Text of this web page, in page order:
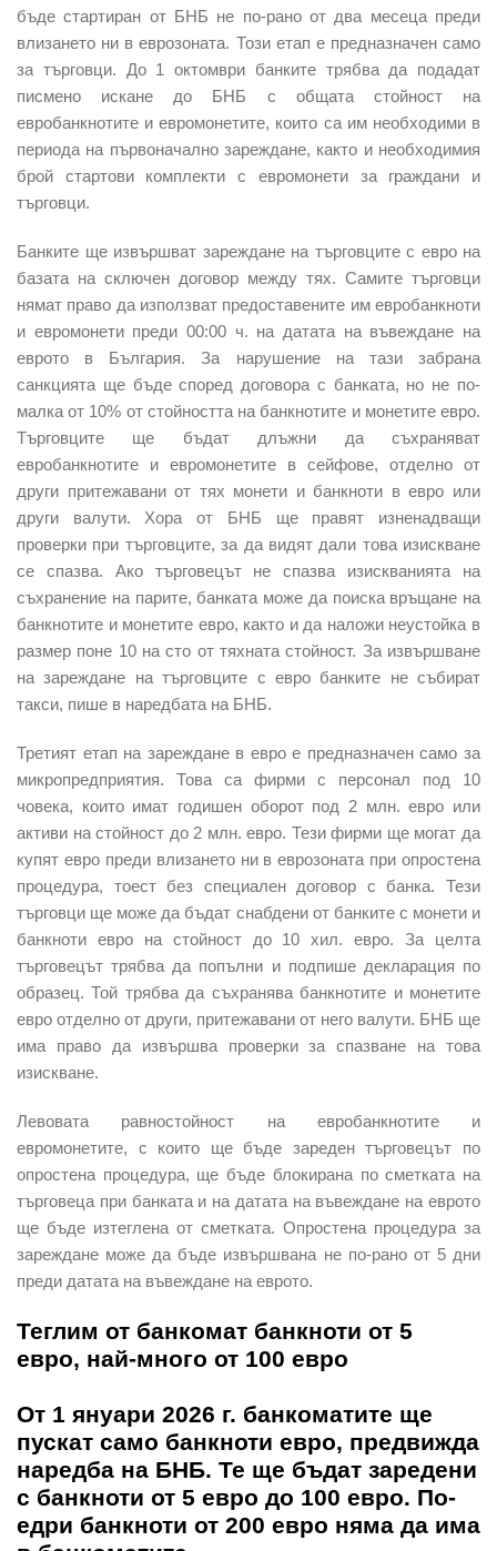
бъде стартиран от БНБ не по-рано от два месеца преди
влизането ни в еврозоната. Този етап е предназначен само
за търговци. До 1 октомври банките трябва да подадат
писмено искане до БНБ с общата стойност на
евробанкнотите и евромонетите, които са им необходими в
периода на първоначално зареждане, както и необходимия
брой стартови комплекти с евромонети за граждани и
търговци.
Банките ще извършват зареждане на търговците с евро на
базата на сключен договор между тях. Самите търговци
нямат право да използват предоставените им евробанкноти
и евромонети преди 00:00 ч. на датата на въвеждане на
еврото в България. За нарушение на тази забрана
санкцията ще бъде според договора с банката, но не по-
малка от 10% от стойността на банкнотите и монетите евро.
Търговците ще бъдат длъжни да съхраняват
евробанкнотите и евромонетите в сейфове, отделно от
други притежавани от тях монети и банкноти в евро или
други валути. Хора от БНБ ще правят изненадващи
проверки при търговците, за да видят дали това изискване
се спазва. Ако търговецът не спазва изискванията на
съхранение на парите, банката може да поиска връщане на
банкнотите и монетите евро, както и да наложи неустойка в
размер поне 10 на сто от тяхната стойност. За извършване
на зареждане на търговците с евро банките не събират
такси, пише в наредбата на БНБ.
Третият етап на зареждане в евро е предназначен само за
микропредприятия. Това са фирми с персонал под 10
човека, които имат годишен оборот под 2 млн. евро или
активи на стойност до 2 млн. евро. Тези фирми ще могат да
купят евро преди влизането ни в еврозоната при опростена
процедура, тоест без специален договор с банка. Тези
търговци ще може да бъдат снабдени от банките с монети и
банкноти евро на стойност до 10 хил. евро. За целта
търговецът трябва да попълни и подпише декларация по
образец. Той трябва да съхранява банкнотите и монетите
евро отделно от други, притежавани от него валути. БНБ ще
има право да извършва проверки за спазване на това
изискване.
Левовата равностойност на евробанкнотите и
евромонетите, с които ще бъде зареден търговецът по
опростена процедура, ще бъде блокирана по сметката на
търговеца при банката и на датата на въвеждане на еврото
ще бъде изтеглена от сметката. Опростена процедура за
зареждане може да бъде извършвана не по-рано от 5 дни
преди датата на въвеждане на еврото.
Теглим от банкомат банкноти от 5
евро, най-много от 100 евро
От 1 януари 2026 г. банкоматите ще
пускат само банкноти евро, предвижда
наредба на БНБ. Те ще бъдат заредени
с банкноти от 5 евро до 100 евро. По-
едри банкноти от 200 евро няма да има